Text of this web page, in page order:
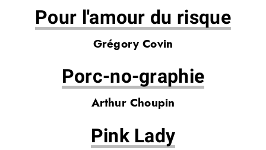
Pour l'amour du risque
Grégory Covin
Porc-no-graphie
Arthur Choupin
Pink Lady